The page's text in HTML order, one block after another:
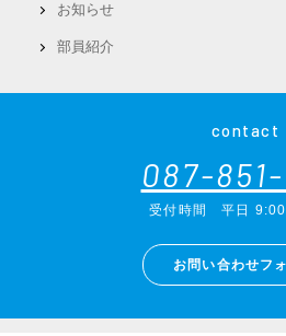
お知らせ
部員紹介
contact
087-851-
受付時間平日
お問い合わせフ